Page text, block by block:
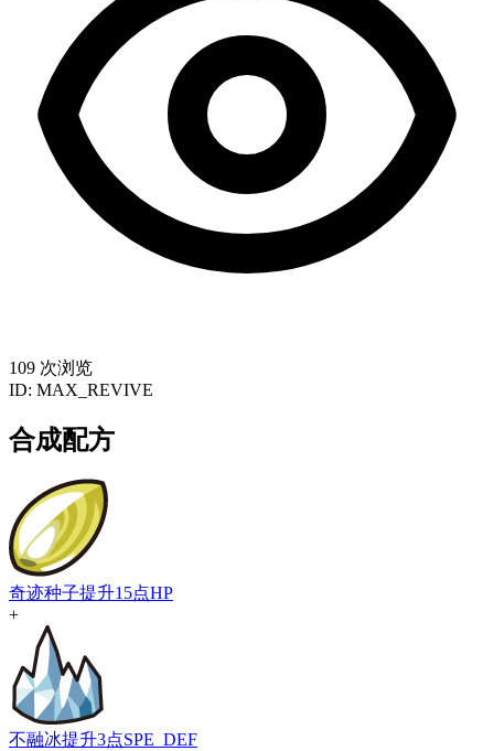
109 次浏览
ID: MAX_REVIVE
合成配方
奇迹种子提升15点HP
+
不融冰提升3点SPE_DEF